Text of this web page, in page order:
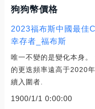
狗狗幣價格
2023福布斯中國最佳
幸存者_福布斯
唯一不變的是變化本身
的更迭頻率遠高于2020
續入圍者.
1900/1/1 0:00:00